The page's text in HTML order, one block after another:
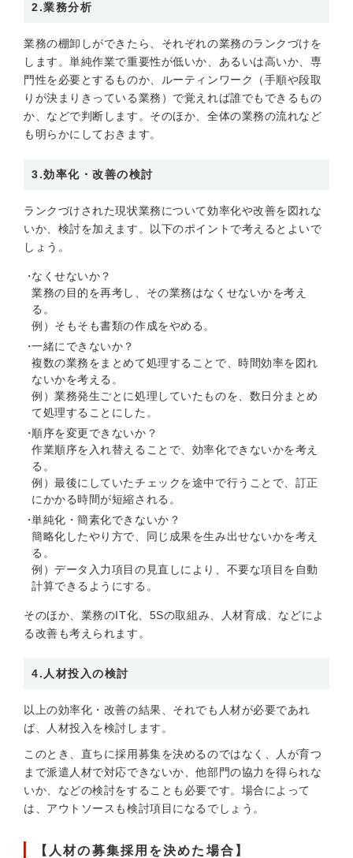
2.業務分析
業務の棚卸しができたら、それぞれの業務のランクづけを
します。単純作業で重要性が低いか、あるいは高いか、専
門性を必要とするものか、ルーティンワーク（手順や段取
りが決まりきっている業務）で覚えれば誰でもできるもの
か、などで判断します。そのほか、全体の業務の流れなど
も明らかにしておきます。
3.効率化・改善の検討
ランクづけされた現状業務について効率化や改善を図れな
いか、検討を加えます。以下のポイントで考えるとよいで
しょう。
なくせないか？
業務の目的を再考し、その業務はなくせないかを考え
る。
例）そもそも書類の作成をやめる。
一緒にできないか？
複数の業務をまとめて処理することで、時間効率を図れ
ないかを考える。
例）業務発生ごとに処理していたものを、数日分まとめ
て処理することにした。
順序を変更できないか？
作業順序を入れ替えることで、効率化できないかを考え
る。
例）最後にしていたチェックを途中で行うことで、訂正
にかかる時間が短縮される。
単純化・簡素化できないか？
簡略化したやり方で、同じ成果を生み出せないかを考え
る。
例）データ入力項目の見直しにより、不要な項目を自動
計算できるようにする。
そのほか、業務のIT化、5Sの取組み、人材育成、などによ
る改善も考えられます。
4.人材投入の検討
以上の効率化・改善の結果、それでも人材が必要であれ
ば、人材投入を検討します。
このとき、直ちに採用募集を決めるのではなく、人が育つ
まで派遣人材で対応できないか、他部門の協力を得られな
いか、などの検討をすることも必要です。場合によって
は、アウトソースも検討項目になるでしょう。
【人材の募集採用を決めた場合】